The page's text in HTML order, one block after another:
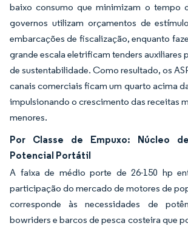
baixo consumo que minimizam o tempo
governos utilizam orçamentos de
embarcações de fiscalização, enquanto
grande escala eletrificam tenders auxiliares
de sustentabilidade. Como resultado, os
canais comerciais ficam um quarto acima
impulsionando o crescimento das receitas
menores.
Por Classe de Empuxo: Núcleo
Potencial Portátil
A faixa de médio porte de 26-150 hp
participação do mercado de motores de
corresponde às necessidades de
bowriders e barcos de pesca costeira que